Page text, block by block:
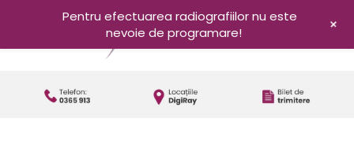
Pentru efectuarea radiografiilor nu este
nevoie de programare!
+